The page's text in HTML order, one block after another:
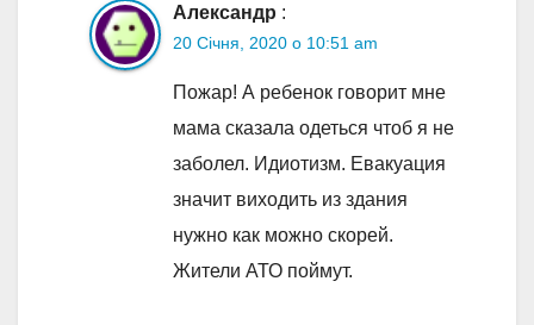
Александр :
20 Січня, 2020 о 10:51 am
Пожар! А ребенок говорит мне
мама сказала одеться чтоб я не
заболел. Идиотизм. Евакуация
значит виходить из здания
нужно как можно скорей.
Жители АТО поймут.